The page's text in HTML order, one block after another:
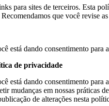
para sites de terceiros. Esta
que você revise
está dando consentimento para
de privacidade
está dando consentimento para
mudanças em nossas práticas
de alterações nesta